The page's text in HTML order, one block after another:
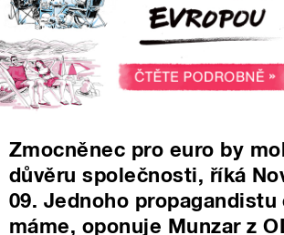
Zmocněnec pro euro by
důvěru společnosti, říká
09. Jednoho propagandistu
máme, oponuje Munzar z